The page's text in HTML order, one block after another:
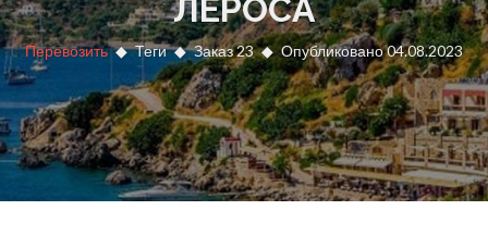
ЛЕРОСА
Перевозить Теги Заказ 23 Опубликовано 04.08.2023